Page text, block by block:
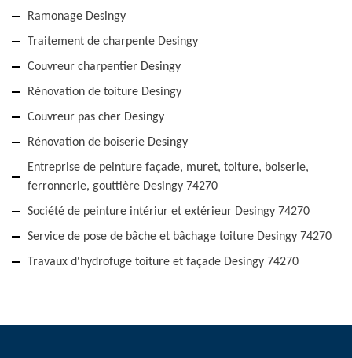
Ramonage Desingy
Traitement de charpente Desingy
Couvreur charpentier Desingy
Rénovation de toiture Desingy
Couvreur pas cher Desingy
Rénovation de boiserie Desingy
Entreprise de peinture façade, muret, toiture, boiserie,
ferronnerie, gouttière Desingy 74270
Société de peinture intériur et extérieur Desingy 74270
Service de pose de bâche et bâchage toiture Desingy 74270
Travaux d'hydrofuge toiture et façade Desingy 74270